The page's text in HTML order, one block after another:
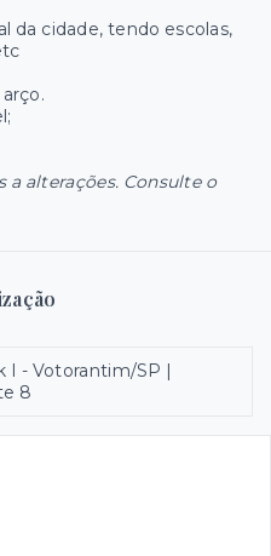
da cidade, tendo escolas,
a alterações. Consulte o
I - Votorantim/SP |
8